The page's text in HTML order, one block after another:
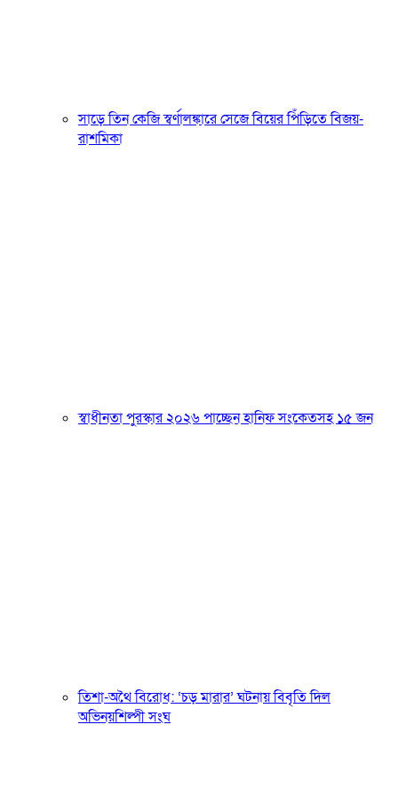
সাড়ে তিন কেজি স্বর্ণালঙ্কারে সেজে বিয়ের পিঁড়িতে বিজয়-
রাশমিকা
স্বাধীনতা পুরস্কার ২০২৬ পাচ্ছেন হানিফ সংকেতসহ ১৫ জন
তিশা-অথৈ বিরোধ: ‘চড় মারার’ ঘটনায় বিবৃতি দিল
অভিনয়শিল্পী সংঘ